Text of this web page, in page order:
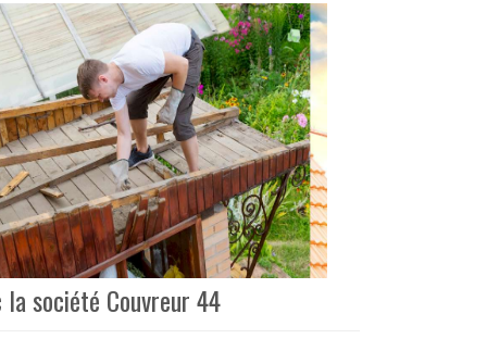
société Couvreur 44